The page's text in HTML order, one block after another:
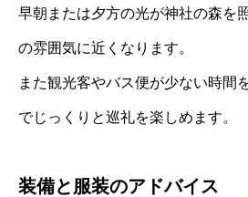
早朝または夕方の光が神社の森を
の雰囲気に近くなります。
また観光客やバス便が少ない時間
でじっくりと巡礼を楽しめます。
装備と服装のアドバイス